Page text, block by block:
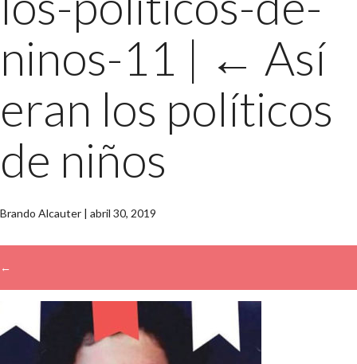
ninos-11 | ← Así
eran los políticos
de niños
Brando Alcauter | abril 30, 2019
←